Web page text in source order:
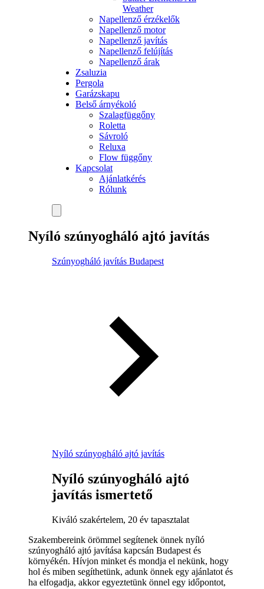
Weather
Napellenző érzékelők
Napellenző motor
Napellenző javítás
Napellenző felújítás
Napellenző árak
Zsaluzia
Pergola
Garázskapu
Belső árnyékoló
Szalagfüggőny
Roletta
Sávroló
Reluxa
Flow függőny
Kapcsolat
Ajánlatkérés
Rólunk
Nyíló szúnyogháló ajtó javítás
Szúnyogháló javítás Budapest
Nyíló szúnyogháló ajtó javítás
Nyíló szúnyogháló ajtó
javítás ismertető
Kiváló szakértelem, 20 év tapasztalat
Szakembereink örömmel segítenek önnek nyíló
szúnyogháló ajtó javítása kapcsán Budapest és
környékén. Hívjon minket és mondja el nekünk, hogy
hol és miben segíthetünk, adunk önnek egy ajánlatot és
ha elfogadja, akkor egyeztetünk önnel egy időpontot,